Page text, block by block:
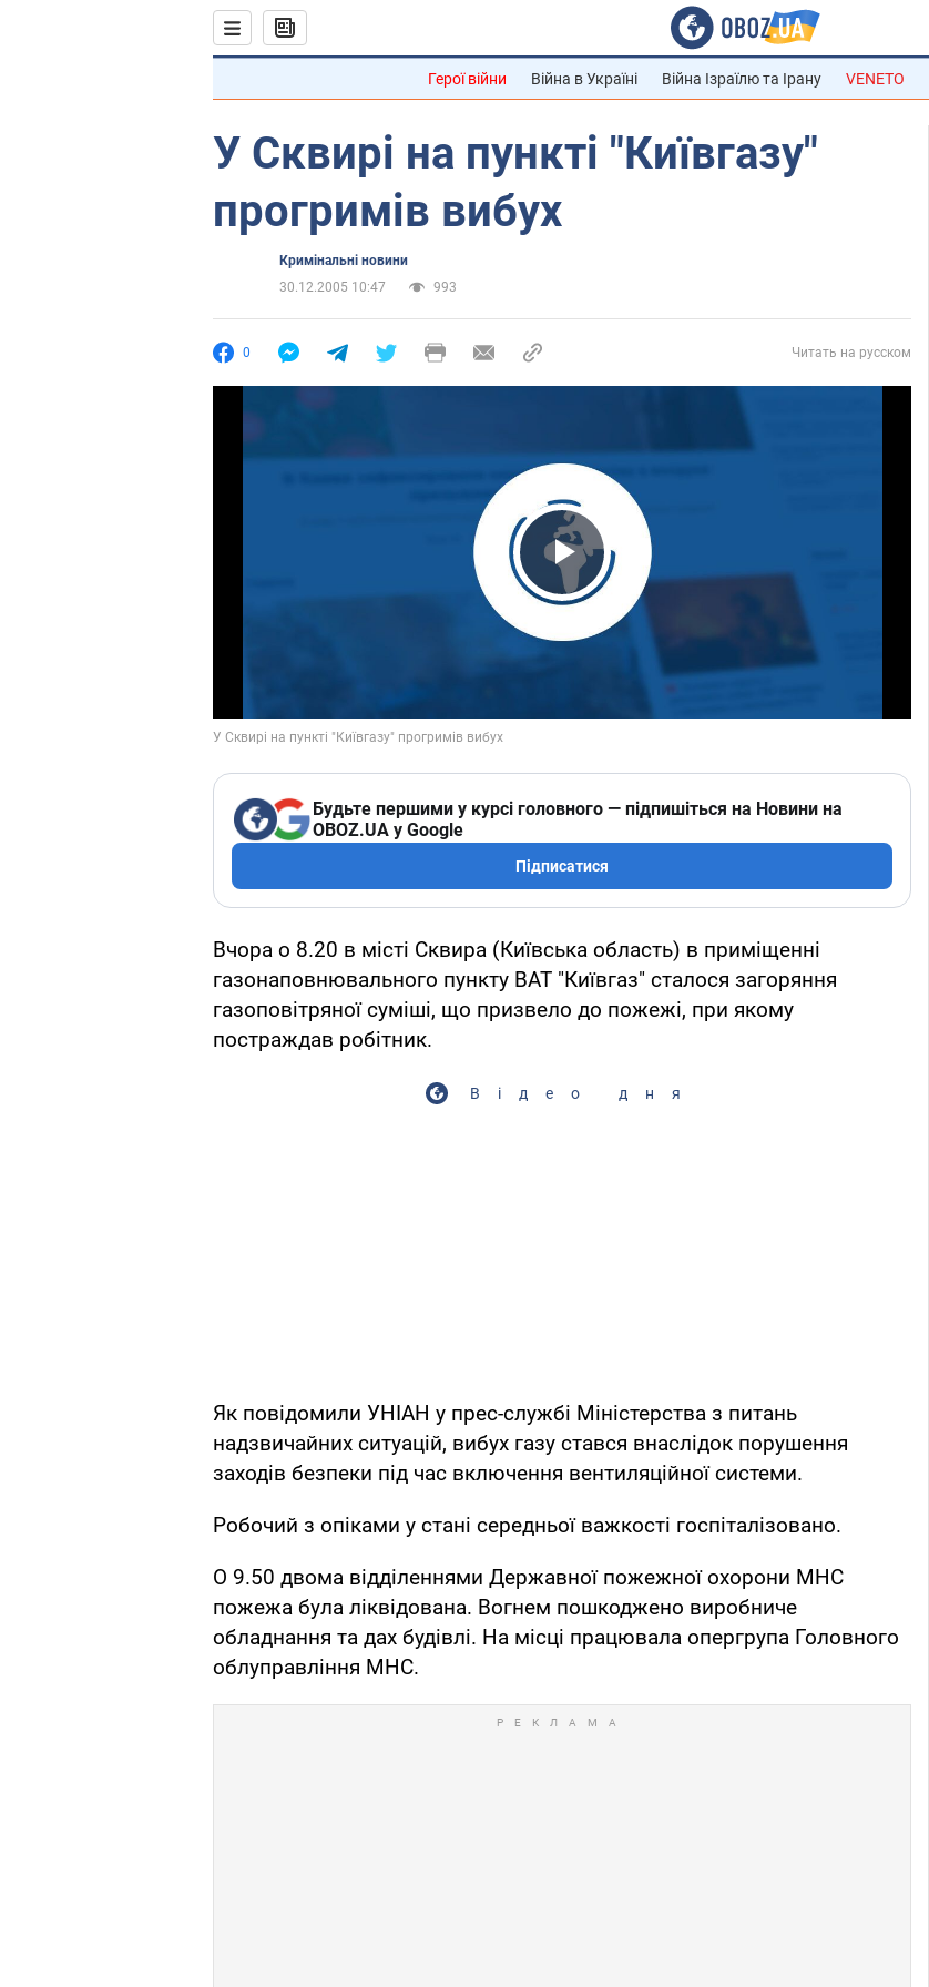
Герої війни Війна в Україні Війна Ізраїлю та Ірану VENETO
У Сквирі на пункті "Київгазу"
прогримів вибух
Кримінальні новини
30.12.2005 10:47
993
0 Читать на русском
Play Video
Будьте першими у курсі головного — підпишіться на Новини на
OBOZ.UA у Google
Підписатися
Вчора о 8.20 в місті Сквира (Київська область) в приміщенні
газонаповнювального пункту ВАТ "Київгаз" сталося загоряння
газоповітряної суміші, що призвело до пожежі, при якому
постраждав робітник.
Відео дня
Як повідомили УНІАН у прес-службі Міністерства з питань
надзвичайних ситуацій, вибух газу стався внаслідок порушення
заходів безпеки під час включення вентиляційної системи.
Робочий з опіками у стані середньої важкості госпіталізовано.
О 9.50 двома відділеннями Державної пожежної охорони МНС
пожежа була ліквідована. Вогнем пошкоджено виробниче
обладнання та дах будівлі. На місці працювала опергрупа Головного
облуправління МНС.